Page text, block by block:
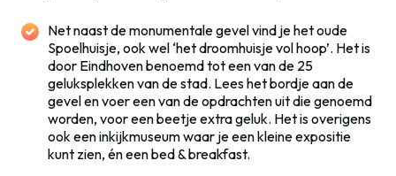
Net naast de monumentale gevel vind je het oude
Spoelhuisje, ook wel ‘het droomhuisje vol hoop’. Het is
door Eindhoven benoemd tot een van de 25
geluksplekken van de stad. Lees het bordje aan de
gevel en voer een van de opdrachten uit die genoemd
worden, voor een beetje extra geluk. Het is overigens
ook een inkijkmuseum waar je een kleine expositie
kunt zien, én een bed & breakfast.